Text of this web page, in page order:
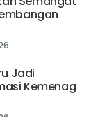
Semangat
Jadi
Kemenag